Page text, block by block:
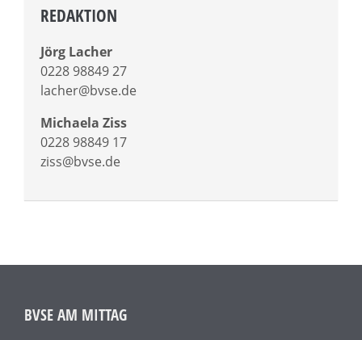
REDAKTION
Jörg Lacher
0228 98849 27
lacher@bvse.de
Michaela Ziss
0228 98849 17
ziss@bvse.de
BVSE AM MITTAG